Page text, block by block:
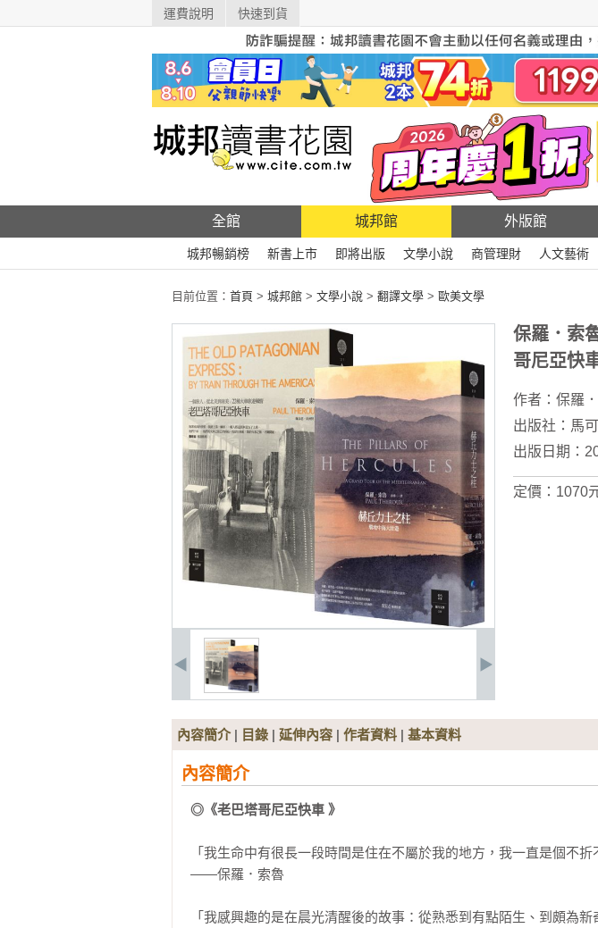
運費說明 快速到貨
全館 城邦館 外版館
城邦暢銷榜 新書上市 即將出版 文學小說 商管理財 人文藝術
目前位置： 首頁 > 城邦館 > 文學小說 > 翻譯文學 > 歐美文學
保羅．索
哥尼亞快
作者： 保羅
出版社： 馬
出版日期：
定價：1070
內容簡介| 目錄 | 延伸內容 | 作者資料 | 基本資料
內容簡介
◎《老巴塔哥尼亞快車 》
「我生命中有很長一段時間是住在不屬於我的地方，我一直是個不折
——保羅．索魯
「我感興趣的是在晨光清醒後的故事：從熟悉到有點陌生、到頗為